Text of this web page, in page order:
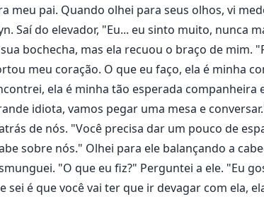
meu pai. Quando olhei para seus olhos, vi
Saí do elevador, "Eu... eu sinto muito, nunca
bochecha, mas ela recuou o braço de mim.
meu coração. O que eu faço, ela é minha
ela é minha tão esperada
idiota, vamos pegar uma mesa e
de nós. "Você precisa dar um pouco de
sobre nós." Olhei para ele balançando a
"O que eu fiz?" Perguntei a ele. "Eu
sei é que você vai ter que ir devagar com ela,